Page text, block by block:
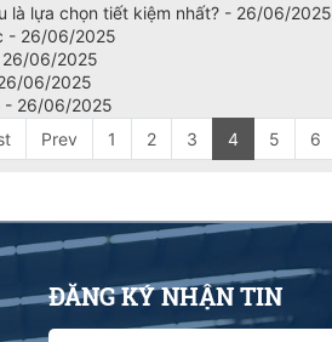
là lựa chọn tiết kiệm nhất? - 26/06/2025
- 26/06/2025
26/06/2025
06/2025
- 26/06/2025
Prev 1 2 3 4 5 6
ĐĂNG KÝ NHẬN TIN